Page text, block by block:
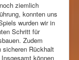
ziemlich
konnten uns
wurden wir in
Schritt für
Zudem
sicheren Rückhalt
können